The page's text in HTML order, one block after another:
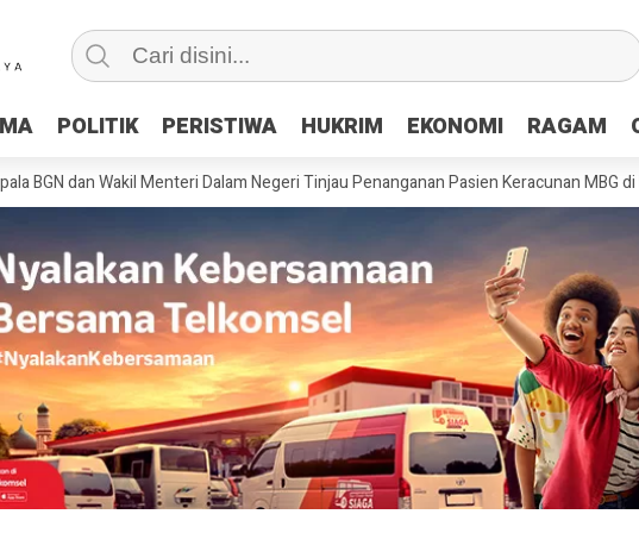
POLITIK PERISTIWA HUKRIM EKONOMI RAGAM
POLITIK PERISTIWA HUKRIM EKONOMI RAGAM
Wakil Menteri Dalam Negeri Tinjau Penanganan Pasien Keracunan MBG di RSUP